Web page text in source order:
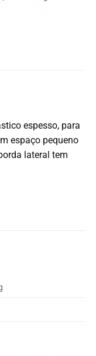
espesso, para
espaço pequeno
lateral tem